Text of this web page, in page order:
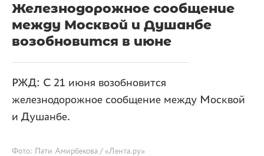
Железнодорожное сообщение
между Москвой и Душанбе
возобновится в июне
РЖД: С 21 июня возобновится
железнодорожное сообщение между Москвой
и Душанбе.
Фото: Пати Амирбекова / «Лента.ру»